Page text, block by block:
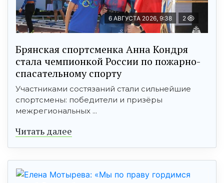
6 АВГУСТА 2026, 9:38 2
Брянская спортсменка Анна Кондря
стала чемпионкой России по пожарно-
спасательному спорту
Участниками состязаний стали сильнейшие
спортсмены: победители и призёры
межрегиональных ...
Читать далее